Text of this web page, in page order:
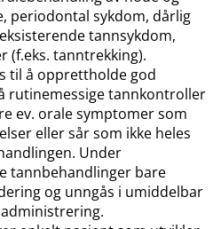
periodontal sykdom, dårlig
tannsykdom,
(f.eks. tanntrekking).
til å opprettholde god
rutinemessige tannkontroller
ev. orale symptomer som
eller sår som ikke heles
Under
tannbehandlinger bare
og unngås i umiddelbar